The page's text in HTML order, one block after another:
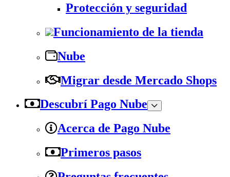
Protección y seguridad
Funcionamiento de la tienda
Nube
Migrar desde Mercado Shops
Descubrí Pago Nube
Acerca de Pago Nube
Primeros pasos